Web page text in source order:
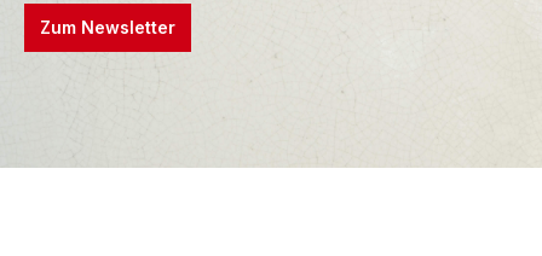
möglich. Das Umtopfen macht durch ihr gutes
Japanische Ulmen sind sehr frosthart und es
genügt ein Schutz vor austrocknenden Winden.
Zum Newsletter